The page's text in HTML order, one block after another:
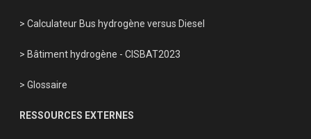
> Calculateur Bus hydrogène versus Diesel
> Bâtiment hydrogène - CISBAT2023
> Glossaire
RESSOURCES EXTERNES